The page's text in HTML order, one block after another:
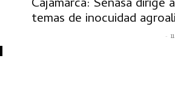
Cajamarca: Senasa dirige
temas de inocuidad
-